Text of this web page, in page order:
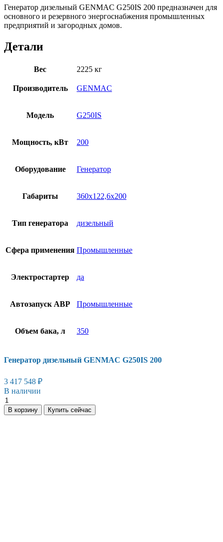
Генератор дизельный GENMAC G250IS 200 предназначен для
основного и резервного энергоснабжения промышленных
предприятий и загородных домов.
Детали
Вес 2225 кг
Производитель GENMAC
Модель G250IS
Мощность, кВт 200
Оборудование Генератор
Габариты 360х122,6х200
Тип генератора дизельный
Сфера применения Промышленные
Электростартер да
Автозапуск АВР Промышленные
Объем бака, л 350
Генератор дизельный GENMAC G250IS 200
3 417 548 ₽
В наличии
Генератор
дизельный
GENMAC
В корзину Купить сейчас